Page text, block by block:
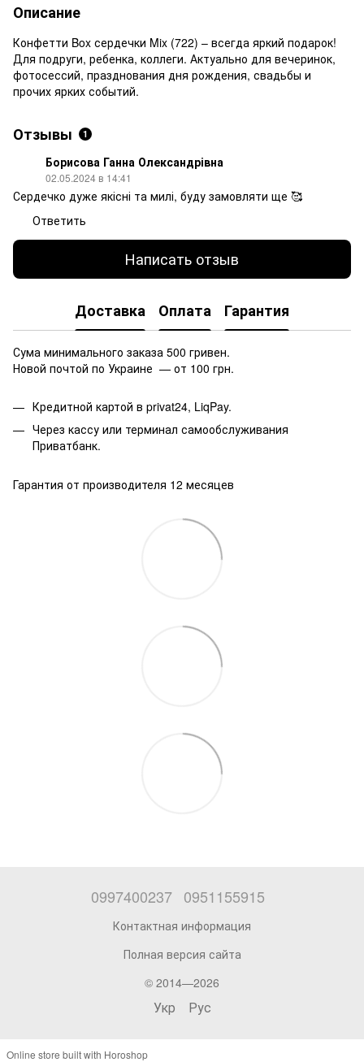
Описание
Конфетти Box сердечки Mix (722) – всегда яркий подарок!
Для подруги, ребенка, коллеги. Актуально для вечеринок,
фотосессий, празднования дня рождения, свадьбы и
прочих ярких событий.
Отзывы 1
Борисова Ганна Олександрівна
02.05.2024 в 14:41
Сердечко дуже якісні та милі, буду замовляти ще 🥰
Ответить
Написать отзыв
Доставка Оплата Гарантия
Сума минимального заказа 500 гривен.
Новой почтой по Украине — от 100 грн.
Кредитной картой в privat24, LiqPay.
Через кассу или терминал самообслуживания
Приватбанк.
Гарантия от производителя 12 месяцев
0997400237 0951155915
Контактная информация
Полная версия сайта
© 2014—2026
Укр Рус
Online store built with Horoshop